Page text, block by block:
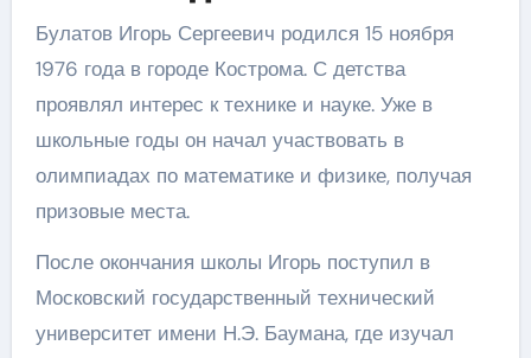
Булатов Игорь Сергеевич родился 15 ноября
1976 года в городе Кострома. С детства
проявлял интерес к технике и науке. Уже в
школьные годы он начал участвовать в
олимпиадах по математике и физике, получая
призовые места.
После окончания школы Игорь поступил в
Московский государственный технический
университет имени Н.Э. Баумана, где изучал